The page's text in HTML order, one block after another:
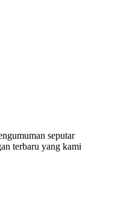
seputar
terbaru yang kami